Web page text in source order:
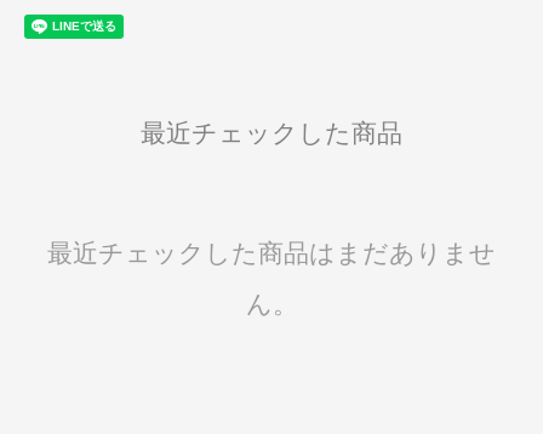
最近チェックした商品
最近チェックした商品はまだありませ
ん。